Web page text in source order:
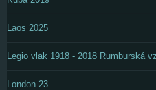
Laos 2025
Legio vlak 1918 - 2018 Rumburská
London 23